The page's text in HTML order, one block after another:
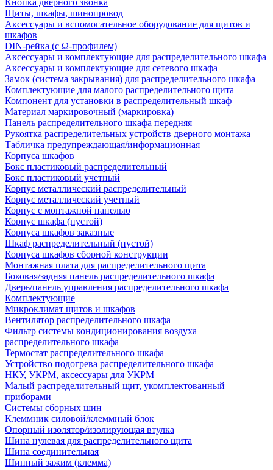
Кнопка дверного звонка
Щиты, шкафы, шинопровод
Аксессуары и вспомогательное оборудование для щитов и
шкафов
DIN-рейка (с Ω-профилем)
Аксессуары и комплектующие для распределительного шкафа
Аксессуары и комплектующие для сетевого шкафа
Замок (система закрывания) для распределительного шкафа
Комплектующие для малого распределительного щита
Компонент для установки в распределительный шкаф
Материал маркировочный (маркировка)
Панель распределительного шкафа передняя
Рукоятка распределительных устройств дверного монтажа
Табличка предупреждающая/информационная
Корпуса шкафов
Бокс пластиковый распределительный
Бокс пластиковый учетный
Корпус металлический распределительный
Корпус металлический учетный
Корпус с монтажной панелью
Корпус шкафа (пустой)
Корпуса шкафов заказные
Шкаф распределительный (пустой)
Корпуса шкафов сборной конструкции
Монтажная плата для распределительного щита
Боковая/задняя панель распределительного шкафа
Дверь/панель управления распределительного шкафа
Комплектующие
Микроклимат щитов и шкафов
Вентилятор распределительного шкафа
Фильтр системы кондиционирования воздуха
распределительного шкафа
Термостат распределительного шкафа
Устройство подогрева распределительного шкафа
НКУ, УКРМ, аксессуары для УКРМ
Малый распределительный щит, укомплектованный
приборами
Системы сборных шин
Клеммник силовой/клеммный блок
Опорный изолятор/изолирующая втулка
Шина нулевая для распределительного щита
Шина соединительная
Шинный зажим (клемма)